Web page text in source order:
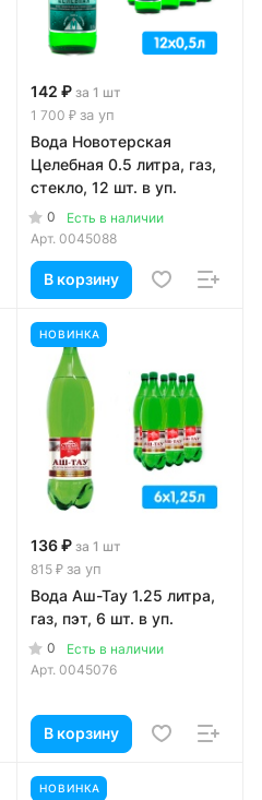
142 ₽ за 1 шт
1 700 ₽ за уп
Вода Новотерская
Целебная 0.5 литра, газ,
стекло, 12 шт. в уп.
0
Есть в наличии
Арт. 0045088
В корзину
НОВИНКА
136 ₽ за 1 шт
815 ₽ за уп
Вода Аш-Тау 1.25 литра,
газ, пэт, 6 шт. в уп.
0
Есть в наличии
Арт. 0045076
В корзину
НОВИНКА